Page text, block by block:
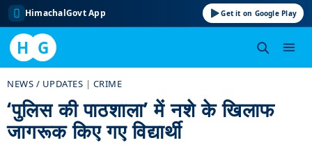
HimachalGovt App Get it on Google Play
H G
content
NEWS / UPDATES | CRIME
‘पुलिस की पाठशाला’ में नशे के खिलाफ
जागरूक किए गए विद्यार्थी